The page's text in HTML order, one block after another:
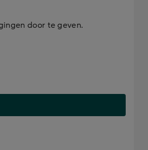
door te geven.